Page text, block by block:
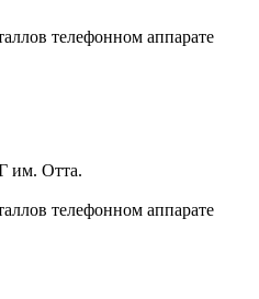
телефонном аппарате
им. Отта.
телефонном аппарате